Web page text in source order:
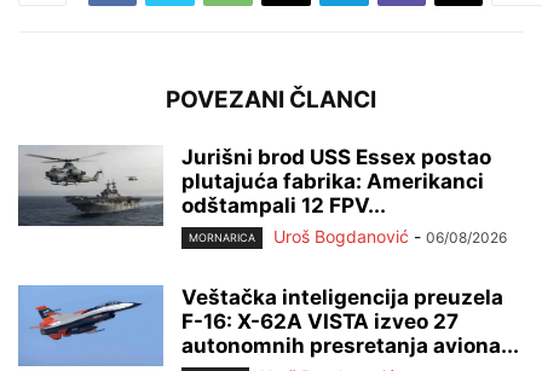
POVEZANI ČLANCI
Jurišni brod USS Essex postao
plutajuća fabrika: Amerikanci
odštampali 12 FPV...
MORNARICA Uroš Bogdanović - 06/08/2026
Veštačka inteligencija preuzela
F-16: X-62A VISTA izveo 27
autonomnih presretanja aviona...